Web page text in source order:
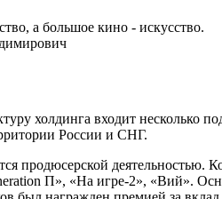
а большое кино - искусство.
холдинга входит несколько
России и СНГ.
продюсерской деятельностью.
П», «На игре-2», «Вий».